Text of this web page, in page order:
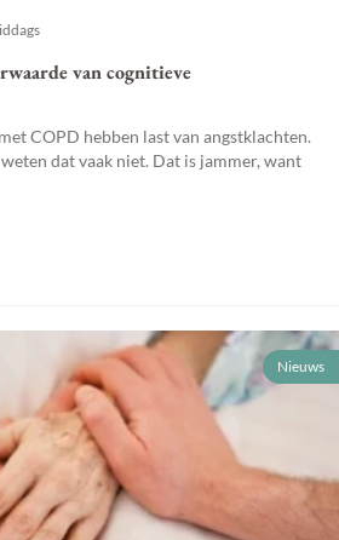
van cognitieve
COPD hebben last van angstklachten.
dat vaak niet. Dat is jammer, want
Nieuws